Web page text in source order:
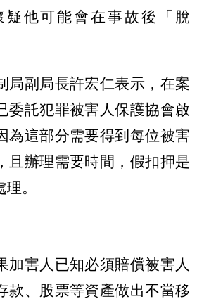
疑他可能會在事故後「脫
局副局長許宏仁表示，在案
委託犯罪被害人保護協會啟
為這部分需要得到每位被害
且辦理需要時間，假扣押是
。
加害人已知必須賠償被害人
款、股票等資產做出不當移